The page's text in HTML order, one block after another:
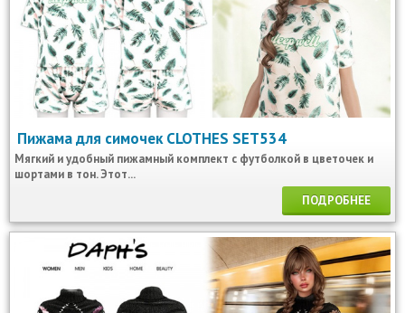
Пижама для симочек CLOTHES SET534
Мягкий и удобный пижамный комплект с футболкой в цветочек и
шортами в тон. Этот...
ПОДРОБНЕЕ